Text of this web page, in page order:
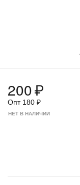
200₽
Опт 180 ₽
НЕТ В НАЛИЧИИ